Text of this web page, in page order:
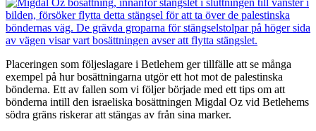
Placeringen som följeslagare i Betlehem ger tillfälle att se många
exempel på hur bosättningarna utgör ett hot mot de palestinska
bönderna. Ett av fallen som vi följer började med ett tips om att
bönderna intill den israeliska bosättningen Migdal Oz vid Betlehems
södra gräns riskerar att stängas av från sina marker.